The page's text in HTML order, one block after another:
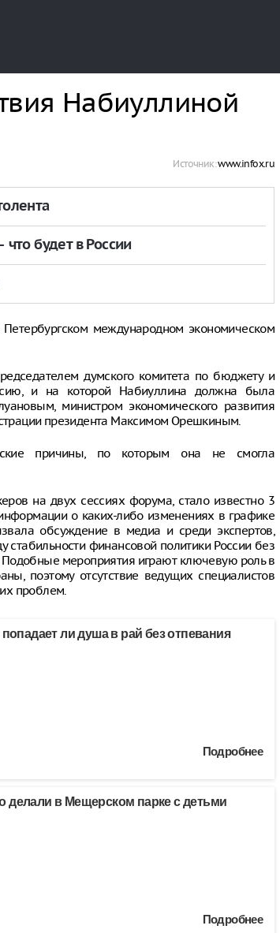
Набиуллиной
Источник:www.infox.ru
будет в России
международном экономическом
думского комитета по бюджету и
и на которой Набиуллина должна была
министром экономического развития
президента Максимом Орешкиным.
причины, по которым она не смогла
на двух сессиях форума, стало известно 3
о каких-либо изменениях в графике
обсуждение в медиа и среди экспертов,
финансовой политики России без
мероприятия играют ключевую роль в
поэтому отсутствие ведущих специалистов
проблем.
попадает ли душа в рай без отпевания
Подробнее
делали в Мещерском парке с детьми
Подробнее